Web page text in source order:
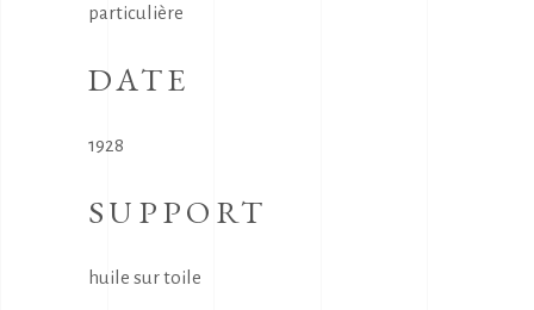
particulière
DATE
1928
SUPPORT
huile sur toile